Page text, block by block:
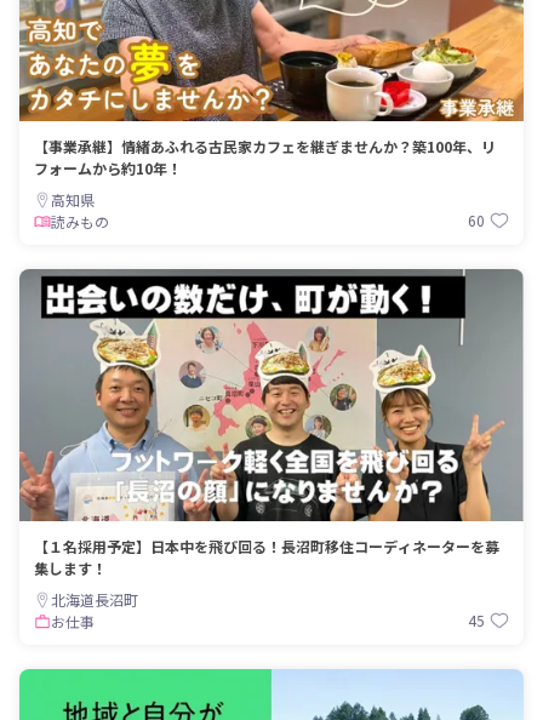
【事業承継】情緒あふれる古民家カフェを継ぎませんか？築100年、リ
フォームから約10年！
高知県
読みもの
60
【１名採用予定】日本中を飛び回る！長沼町移住コーディネーターを募
集します！
北海道長沼町
お仕事
45